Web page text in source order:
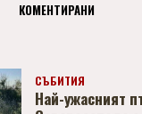
КОМЕНТИРАНИ
СЪБИТИЯ
Най-ужасният